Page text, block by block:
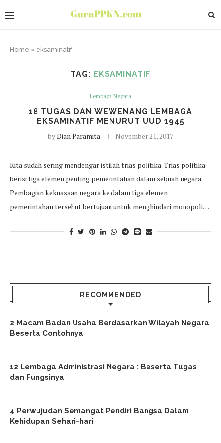
Home » eksaminatif
TAG: EKSAMINATIF
Lembaga Negara
18 TUGAS DAN WEWENANG LEMBAGA
EKSAMINATIF MENURUT UUD 1945
byDian Paramita November 21, 2017
Kita sudah sering mendengar istilah trias politika. Trias politika
berisi tiga elemen penting pemerintahan dalam sebuah negara.
Pembagian kekuasaan negara ke dalam tiga elemen
pemerintahan tersebut bertujuan untuk menghindari monopoli…
RECOMMENDED
2 Macam Badan Usaha Berdasarkan Wilayah Negara
Beserta Contohnya
12 Lembaga Administrasi Negara : Beserta Tugas
dan Fungsinya
4 Perwujudan Semangat Pendiri Bangsa Dalam
Kehidupan Sehari-hari